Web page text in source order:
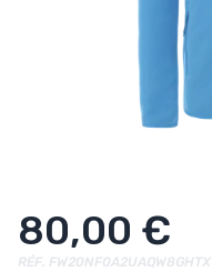
MES FAVORIS
80,00 €
RÉF. FW20NF0A2UAQW8GHTX